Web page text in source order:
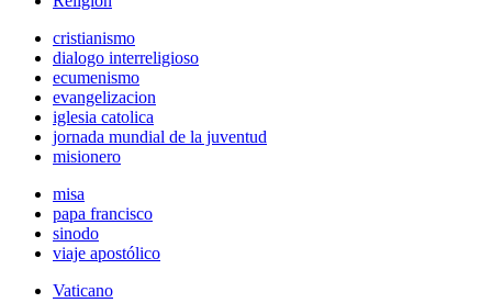
cristianismo
dialogo interreligioso
ecumenismo
evangelizacion
iglesia catolica
jornada mundial de la juventud
misionero
misa
papa francisco
sinodo
viaje apostólico
Vaticano